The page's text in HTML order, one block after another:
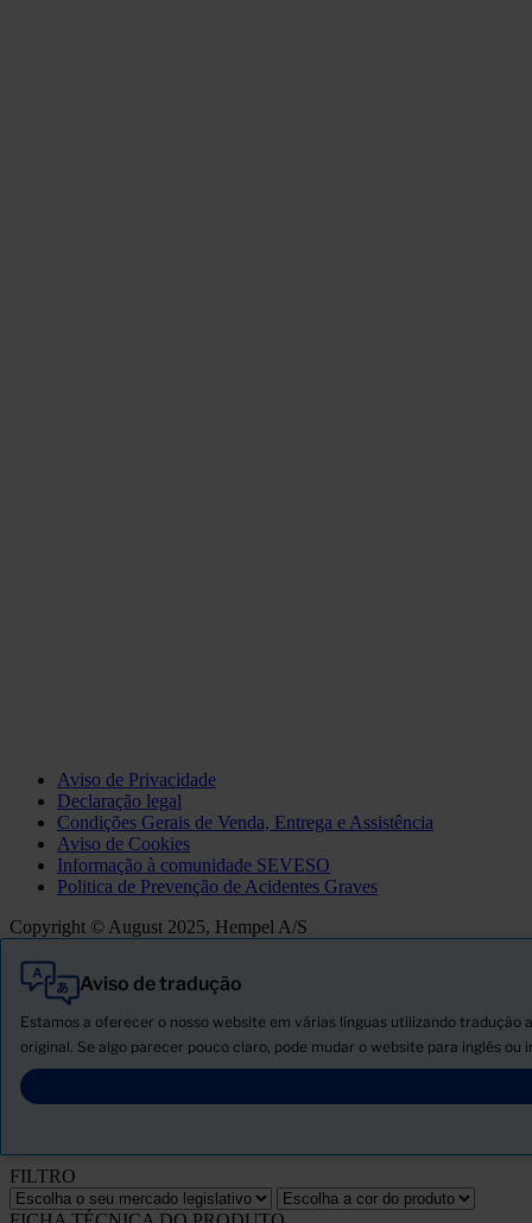
Aviso de Privacidade
Declaração legal
Condições Gerais de Venda, Entrega e Assistência
Aviso de Cookies
Informação à comunidade SEVESO
Politica de Prevenção de Acidentes Graves
Copyright © August 2025, Hempel A/S
Aviso de tradução
Estamos a oferecer o nosso website em várias línguas utilizando
original. Se algo parecer pouco claro, pode mudar o website para inglês ou
Tudo
Produtos
Descarregar ficha de segurança
FILTRO